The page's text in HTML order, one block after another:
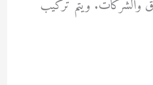
والشركات. ويتم تركيب